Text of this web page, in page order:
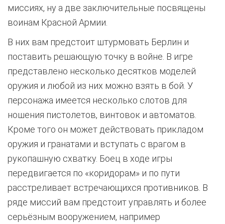
миссиях, ну а две заключительные посвящены
воинам Красной Армии.
В них вам предстоит штурмовать Берлин и
поставить решающую точку в войне. В игре
представлено несколько десятков моделей
оружия и любой из них можно взять в бой. У
персонажа имеется несколько слотов для
ношения пистолетов, винтовок и автоматов.
Кроме того он может действовать прикладом
оружия и гранатами и вступать с врагом в
рукопашную схватку. Боец в ходе игры
передвигается по «коридорам» и по пути
расстреливает встречающихся противников. В
ряде миссий вам предстоит управлять и более
серьёзным вооружением, например